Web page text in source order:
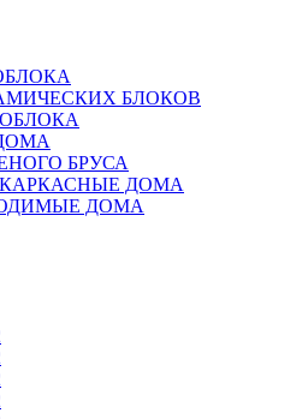
БЛОКОВ
БРУСА
ДОМА
ДОМА